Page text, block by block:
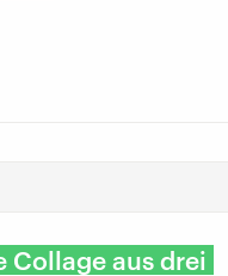
Collage aus drei